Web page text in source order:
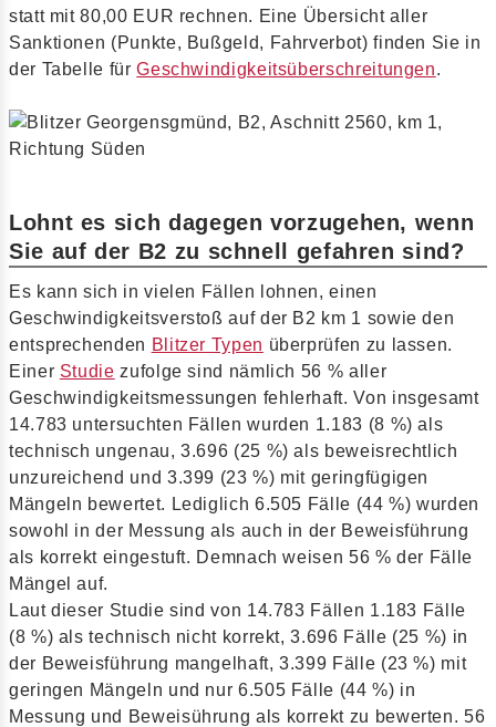
statt mit 80,00 EUR rechnen. Eine Übersicht aller
Sanktionen (Punkte, Bußgeld, Fahrverbot) finden Sie in
der Tabelle fürGeschwindigkeitsüberschreitungen.
Lohnt es sich dagegen vorzugehen, wenn
Sie auf der B2 zu schnell gefahren sind?
Es kann sich in vielen Fällen lohnen, einen
Geschwindigkeitsverstoß auf der B2 km 1 sowie den
entsprechenden Blitzer Typen überprüfen zu lassen.
Einer Studie zufolge sind nämlich 56 % aller
Geschwindigkeitsmessungen fehlerhaft. Von insgesamt
14.783 untersuchten Fällen wurden 1.183 (8 %) als
technisch ungenau, 3.696 (25 %) als beweisrechtlich
unzureichend und 3.399 (23 %) mit geringfügigen
Mängeln bewertet. Lediglich 6.505 Fälle (44 %) wurden
sowohl in der Messung als auch in der Beweisführung
als korrekt eingestuft. Demnach weisen 56 % der Fälle
Mängel auf.
Laut dieser Studie sind von 14.783 Fällen 1.183 Fälle
(8 %) als technisch nicht korrekt, 3.696 Fälle (25 %) in
der Beweisführung mangelhaft, 3.399 Fälle (23 %) mit
geringen Mängeln und nur 6.505 Fälle (44 %) in
Messung und Beweisührung als korrekt zu bewerten. 56